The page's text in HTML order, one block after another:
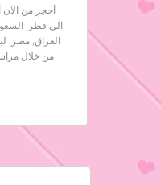
أحجز من الآن
الى قطر,
العراق, مصر,
من خلال مراسلتنا